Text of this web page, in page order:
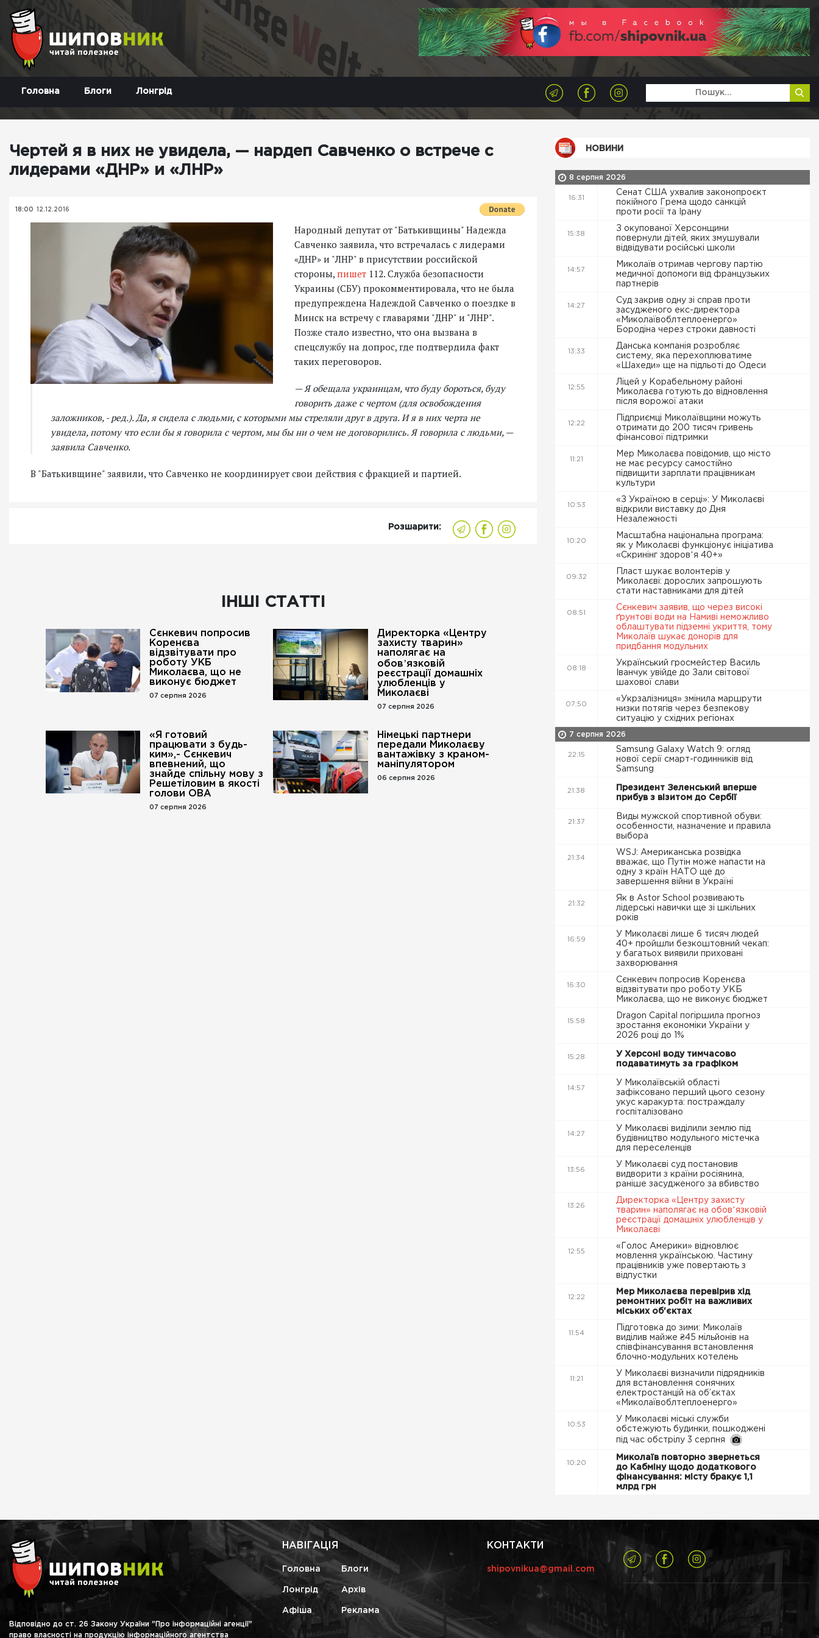
Головна Блоги Лонгрід
Чертей я в них не увидела, — нардеп Савченко о встрече с
лидерами «ДНР» и «ЛНР»
18:00 12.12.2016
Народный депутат от "Батькивщины" Надежда
Савченко заявила, что встречалась с лидерами
«ДНР» и "ЛНР" в присутствии российской
стороны, пишет 112. Служба безопасности
Украины (СБУ) прокомментировала, что не была
предупреждена Надеждой Савченко о поездке в
Минск на встречу с главарями "ДНР" и "ЛНР".
Позже стало известно, что она вызвана в
спецслужбу на допрос, где подтвердила факт
таких переговоров.
— Я обещала украинцам, что буду бороться, буду
говорить даже с чертом (для освобождения
заложников, - ред.). Да, я сидела с людьми, с которыми мы стреляли друг в друга. И я в них черта не
увидела, потому что если бы я говорила с чертом, мы бы ни о чем не договорились. Я говорила с людьми, —
заявила Савченко.
В "Батькивщине" заявили, что Савченко не координирует свои действия с фракцией и партией.
Розшарити:
ІНШІ СТАТТІ
Сєнкевич попросив
Коренєва
відзвітувати про
роботу УКБ
Миколаєва, що не
виконує бюджет
07 серпня 2026
Директорка «Центру
захисту тварин»
наполягає на
обовʼязковій
реєстрації домашніх
улюбленців у
Миколаєві
07 серпня 2026
«Я готовий
працювати з будь-
ким»,- Сєнкевич
впевнений, що
знайде спільну мову з
Решетіловим в якості
голови ОВА
07 серпня 2026
Німецькі партнери
передали Миколаєву
вантажівку з краном-
маніпулятором
06 серпня 2026
НОВИНИ
8 серпня 2026
16:31
Сенат США ухвалив законопроєкт
покійного Грема щодо санкцій
проти росії та Ірану
15:38
З окупованої Херсонщини
повернули дітей, яких змушували
відвідувати російські школи
14:57
Миколаїв отримав чергову партію
медичної допомоги від французьких
партнерів
14:27
Суд закрив одну зі справ проти
засудженого екс-директора
«Миколаївоблтеплоенерго»
Бородіна через строки давності
13:33
Данська компанія розробляє
систему, яка перехоплюватиме
«Шахеди» ще на підльоті до Одеси
12:55
Ліцей у Корабельному районі
Миколаєва готують до відновлення
після ворожої атаки
12:22
Підприємці Миколаївщини можуть
отримати до 200 тисяч гривень
фінансової підтримки
11:21
Мер Миколаєва повідомив, що місто
не має ресурсу самостійно
підвищити зарплати працівникам
культури
10:53
«З Україною в серці»: У Миколаєві
відкрили виставку до Дня
Незалежності
10:20
Масштабна національна програма:
як у Миколаєві функціонує ініціатива
«Скринінг здоровʼя 40+»
09:32
Пласт шукає волонтерів у
Миколаєві: дорослих запрошують
стати наставниками для дітей
08:51
Сєнкевич заявив, що через високі
ґрунтові води на Намиві неможливо
облаштувати підземні укриття, тому
Миколаїв шукає донорів для
придбання модульних
08:18
Український гросмейстер Василь
Іванчук увійде до Зали світової
шахової слави
07:50
«Укрзалізниця» змінила маршрути
низки потягів через безпекову
ситуацію у східних регіонах
7 серпня 2026
22:15
Samsung Galaxy Watch 9: огляд
нової серії смарт-годинників від
Samsung
21:38
Президент Зеленський вперше
прибув з візитом до Сербії
21:37
Виды мужской спортивной обуви:
особенности, назначение и правила
выбора
21:34
WSJ: Американська розвідка
вважає, що Путін може напасти на
одну з країн НАТО ще до
завершення війни в Україні
21:32
Як в Astor School розвивають
лідерські навички ще зі шкільних
років
16:59
У Миколаєві лише 6 тисяч людей
40+ пройшли безкоштовний чекап:
у багатьох виявили приховані
захворювання
16:30
Сєнкевич попросив Коренєва
відзвітувати про роботу УКБ
Миколаєва, що не виконує бюджет
15:58
Dragon Capital погіршила прогноз
зростання економіки України у
2026 році до 1%
15:28
У Херсоні воду тимчасово
подаватимуть за графіком
14:57
У Миколаївській області
зафіксовано перший цього сезону
укус каракурта: постраждалу
госпіталізовано
14:27
У Миколаєві виділили землю під
будівництво модульного містечка
для переселенців
13:56
У Миколаєві суд постановив
видворити з країни росіянина,
раніше засудженого за вбивство
13:26
Директорка «Центру захисту
тварин» наполягає на обовʼязковій
реєстрації домашніх улюбленців у
Миколаєві
12:55
«Голос Америки» відновлює
мовлення українською. Частину
працівників уже повертають з
відпустки
12:22
Мер Миколаєва перевірив хід
ремонтних робіт на важливих
міських об'єктах
11:54
Підготовка до зими: Миколаїв
виділив майже ₴45 мільйонів на
співфінансування встановлення
блочно-модульних котелень
11:21
У Миколаєві визначили підрядників
для встановлення сонячних
електростанцій на об’єктах
«Миколаївоблтеплоенерго»
10:53
У Миколаєві міські служби
обстежують будинки, пошкоджені
під час обстрілу 3 серпня
10:20
Миколаїв повторно звернеться
до Кабміну щодо додаткового
фінансування: місту бракує 1,1
млрд грн
Відповідно до ст. 26 Закону України "Про інформаційні агенції"
право власності на продукцію інформаційного агентства
НАВІГАЦІЯ
Головна Блоги
Лонгрід Архів
Афіша Реклама
КОНТАКТИ
shipovnikua@gmail.com